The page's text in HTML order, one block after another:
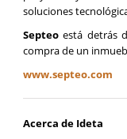
soluciones
Septeo está detrás
compra de un
www.septeo.com
Acerca de Ideta